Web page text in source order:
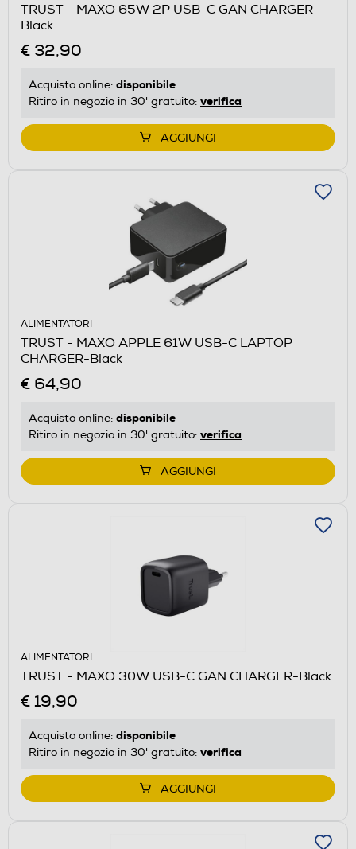
TRUST - MAXO 65W 2P USB-C GAN CHARGER-
Black
€ 32,90
Acquisto online: disponibile
Ritiro in negozio in 30' gratuito: verifica
AGGIUNGI
ALIMENTATORI
TRUST - MAXO APPLE 61W USB-C LAPTOP
CHARGER-Black
€ 64,90
Acquisto online: disponibile
Ritiro in negozio in 30' gratuito: verifica
AGGIUNGI
ALIMENTATORI
TRUST - MAXO 30W USB-C GAN CHARGER-Black
€ 19,90
Acquisto online: disponibile
Ritiro in negozio in 30' gratuito: verifica
AGGIUNGI